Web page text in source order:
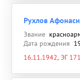
Рухлов
Звание
Дата рождения
16.11.1942, ЭГ